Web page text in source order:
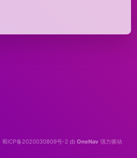
蜀ICP备2020030809号-2 由 OneNav 强力驱动